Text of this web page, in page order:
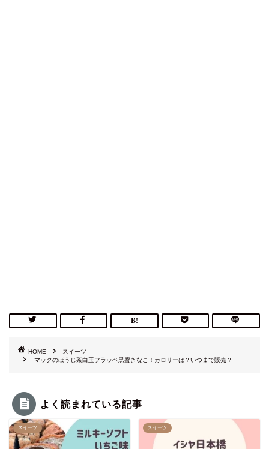
HOME
スイーツ
マックのほうじ茶白玉フラッペ黒蜜きなこ！カロリーは？いつまで販売？
よく読まれている記事
スイーツ スイーツ